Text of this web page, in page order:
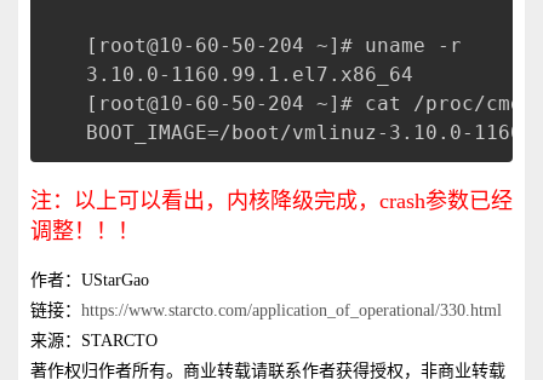
[root@10-60-50-204 ~]# uname -r
3.10.0-1160.99.1.el7.x86_64
[root@10-60-50-204 ~]# cat /proc/
BOOT_IMAGE=/boot/vmlinuz-3.10.0-
注：以上可以看出，内核降级完成，crash参数已经
调整！！！
作者：UStarGao
链接： https://www.starcto.com/application_of_operational/330.html
来源：STARCTO
著作权归作者所有。商业转载请联系作者获得授权，非商业转载